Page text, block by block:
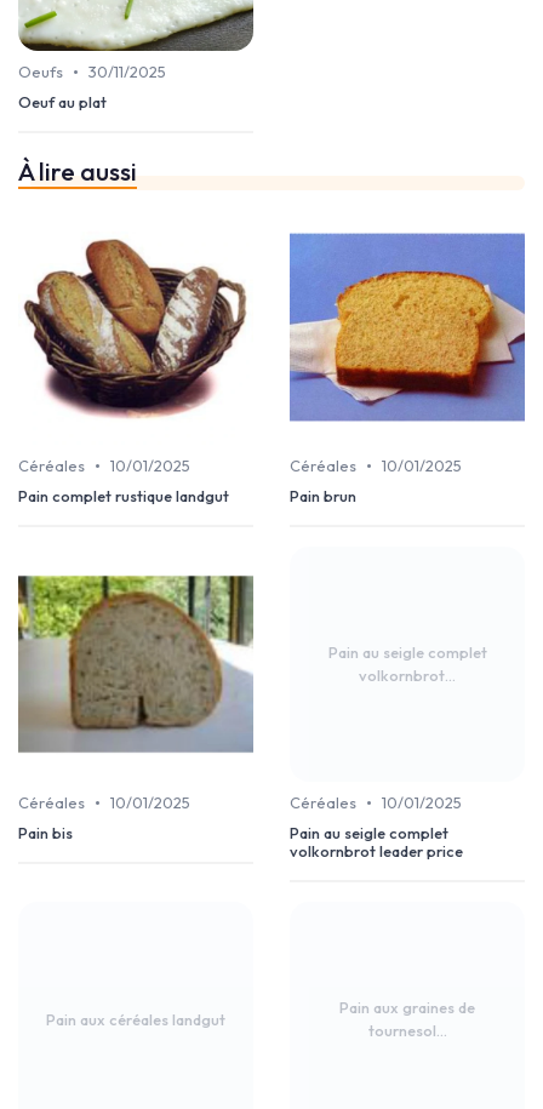
Oeufs • 30/11/2025
Oeuf au plat
À lire aussi
Céréales • 10/01/2025
Pain complet rustique landgut
Céréales • 10/01/2025
Pain brun
Céréales • 10/01/2025
Pain bis
Pain au seigle complet
volkornbrot...
Céréales • 10/01/2025
Pain au seigle complet
volkornbrot leader price
Pain aux céréales landgut
Pain aux graines de
tournesol...